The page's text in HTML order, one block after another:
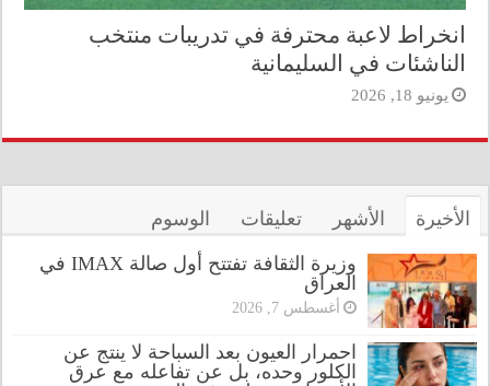
انخراط لاعبة محترفة في تدريبات منتخب
الناشئات في السليمانية
يونيو 18, 2026
الأخيرة الأشهر تعليقات الوسوم
وزيرة الثقافة تفتتح أول صالة IMAX في
العراق
أغسطس 7, 2026
احمرار العيون بعد السباحة لا ينتج عن
الكلور وحده، بل عن تفاعله مع عرق